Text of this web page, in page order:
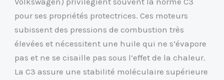
pour ses propriétés protectrices. Ces moteurs
subissent des pressions de combustion très
élevées et nécessitent une huile qui ne s’évapore
pas et ne se cisaille pas sous l’effet de la chaleur.
La C3 assure une stabilité moléculaire supérieure